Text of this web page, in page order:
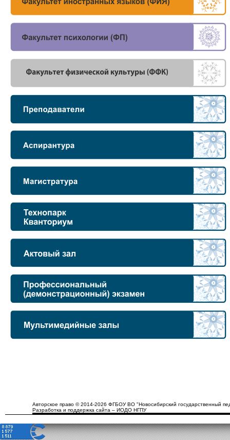
Авторское право © 2014-2026 ФГБОУ ВО "Новосибирский государственный
Разработка и поддержка сайта – ИОДО НГПУ